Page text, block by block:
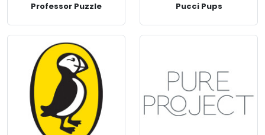
Professor Puzzle Pucci Pups